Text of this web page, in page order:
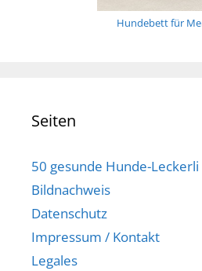
Hundebett für
Seiten
50 gesunde Hunde-Leckerli
Bildnachweis
Datenschutz
Impressum / Kontakt
Legales